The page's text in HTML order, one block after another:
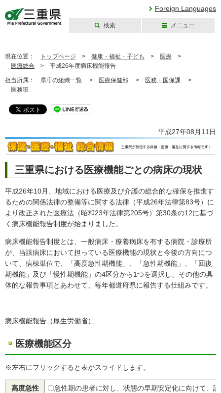
Foreign Languages
検索 メニュー
現在位置： トップページ > 健康・福祉・子ども > 医療 >
医療総合 > 平成26年度病床機能報告
担当所属： 県庁の組織一覧 > 医療保健部 > 医務・国保課 >
医務班
平成27年08月11日
三重県における医療機能ごとの病床の現状
平成26年10月、地域における医療及び介護の総合的な確保を推進す
るための関係法律の整備等に関する法律（平成26年法律第83号）に
より改正された医療法（昭和23年法律第205号）第30条の12に基づ
く病床機能報告制度が始まりました。
病床機能報告制度とは、一般病床・療養病床を有する病院・診療所
が、当該病床において担っている医療機能の現状と今後の方向につ
いて、病棟単位で、「高度急性期機能」、「急性期機能」、「回復
期機能」及び「慢性期機能」の4区分から1つを選択し、その他の具
体的な報告事項とあわせて、毎年都道府県に報告する仕組みです。
病床機能報告（厚生労働省）
医療機能区分
※左右にフリックすると表がスライドします。
高度急性
〇急性期の患者に対し、状態の早期安定化に向けて、